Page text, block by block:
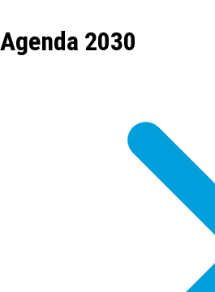
Agenda 2030